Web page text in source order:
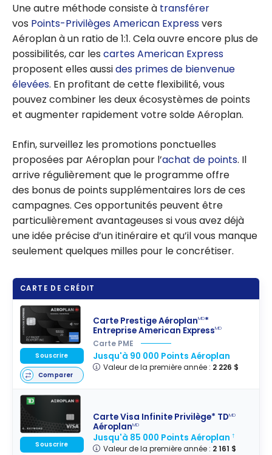
Une autre méthode consiste à transférer
vos Points-Privilèges American Expressvers
Aéroplan à un ratio de 1:1. Cela ouvre encore plus de
possibilités, car les cartes American Express
proposent elles aussides primes de bienvenue
élevées. En profitant de cette flexibilité, vous
pouvez combiner les deux écosystèmes de points
et augmenter rapidement votre solde Aéroplan.
Enfin, surveillez les promotions ponctuelles
proposées par Aéroplan pour l’achat de points. Il
arrive régulièrement que le programme offre
des bonus de points supplémentaires lors de ces
campagnes. Ces opportunités peuvent être
particulièrement avantageuses si vous avez déjà
une idée précise d’un itinéraire et qu’il vous manque
seulement quelques milles pour le concrétiser.
CARTE DE CRÉDIT
Carte Prestige AéroplanMD*
Entreprise American ExpressMD
Carte PME
Jusqu'à 90 000 Points Aéroplan
Valeur de la première année : 2 226 $
Souscrire
Comparer
Carte Visa Infinite Privilège* TDMD
AéroplanMD
Jusqu'à 85 000 Points Aéroplan†
Valeur de la première année : 2 161 $
Souscrire